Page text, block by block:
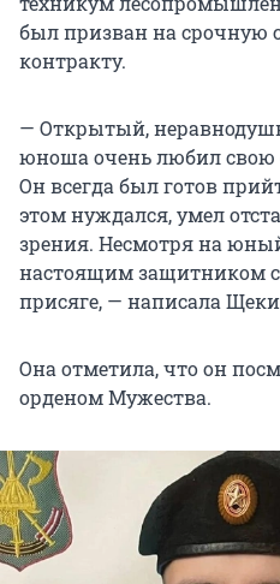
был призван на срочную
контракту.
— Открытый,
юноша очень любил свою
Он всегда был готов
этом нуждался, умел
зрения. Несмотря на
настоящим защитником
присяге, — написала
Она отметила, что он
орденом Мужества.